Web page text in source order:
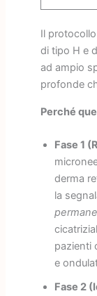
Il
di tipo H e
ad ampio
profonde
Perché
Fase 1
derma
la
pazienti
e
Fase 2